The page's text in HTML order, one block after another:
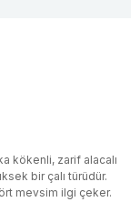
kökenli, zarif alacalı
bir çalı türüdür.
mevsim ilgi çeker.